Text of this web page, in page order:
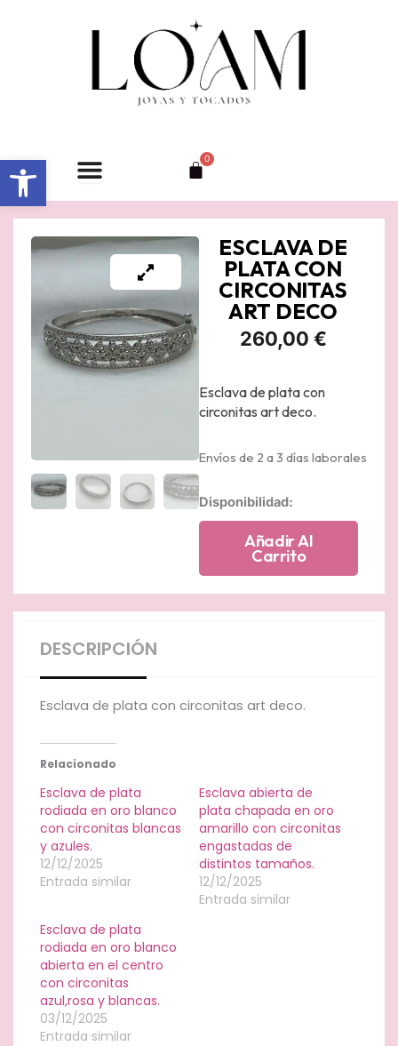
Abrir barra de herramientas 0
Carrito
ESCLAVA DE
PLATA CON
CIRCONITAS
ART DECO
260,00 €
Esclava de plata con
circonitas art deco.
Envíos de 2 a 3 días laborales
Disponibilidad:
Esclava
circonitas
Añadir Al
Carrito
DESCRIPCIÓN
Esclava de plata con circonitas art deco.
Relacionado
Esclava de plata
rodiada en oro blanco
con circonitas blancas
y azules.
12/12/2025
Entrada similar
Esclava abierta de
plata chapada en oro
amarillo con circonitas
engastadas de
distintos tamaños.
12/12/2025
Entrada similar
Esclava de plata
rodiada en oro blanco
abierta en el centro
con circonitas
azul,rosa y blancas.
03/12/2025
Entrada similar